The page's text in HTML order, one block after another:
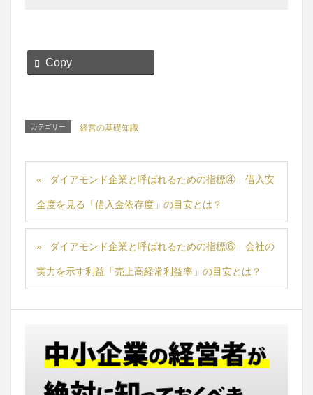
Copy
カテゴリー 経営の基礎知識
ダイアモンド企業と呼ばれるための指標④ 借入安
全度を見る「借入金依存度」の目安とは？
ダイアモンド企業と呼ばれるための指標⑥ 会社の
実力を示す利益「売上高経常利益率」の目安とは？